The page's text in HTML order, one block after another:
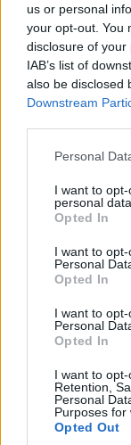
us or personal
your opt-out. You
disclosure of
IAB’s list of
also be disclosed
Downstream
Please note that
not limited to
grant or deny
use your data for
consent section.
Personal
I want to
personal data.
Opted In
I want to
Personal
Opted In
I want to
Personal
Opted In
I want to opt-
Retention,
Personal
Purposes for
Opted Out
Πόντιοι
ιστορική
6/08/2026 - 1:41μμ
Η μεγάλη
Σωτήρος και η
6/08/2026 - 9:03πμ